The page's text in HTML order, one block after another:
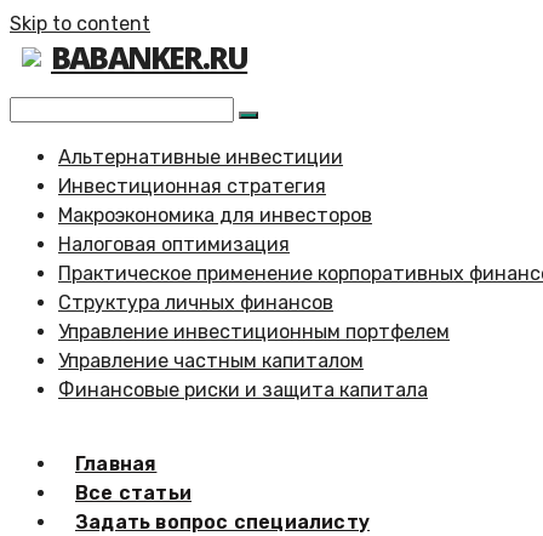
Skip to content
BABANKER.RU
Альтернативные инвестиции
Инвестиционная стратегия
Макроэкономика для инвесторов
Налоговая оптимизация
Практическое применение корпоративных
Структура личных финансов
Управление инвестиционным портфелем
Управление частным капиталом
Финансовые риски и защита капитала
Главная
Все статьи
Задать вопрос специалисту